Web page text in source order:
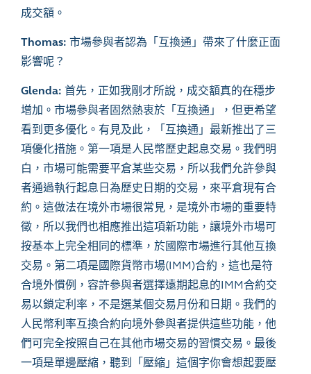
成交額。
Thomas: 市場參與者認為「互換通」帶來了什麼正面
影響呢？
Glenda: 首先，正如我剛才所說，成交額真的在穩步
增加。市場參與者固然熱衷於「互換通」，但更希望
看到更多優化。有見及此，「互換通」最新推出了三
項優化措施。第一項是人民幣歷史起息交易。我們明
白，市場可能需要平倉某些交易，所以我們允許參與
者通過執行起息日為歷史日期的交易，來平倉現有合
約。這做法在境外市場很常見，是境外市場的重要特
徵，所以我們也相應推出這項新功能，讓境外市場可
按基本上完全相同的標準，於國際市場進行其他互換
交易。第二項是國際貨幣市場(IMM)合約，這也是符
合境外慣例，容許參與者選擇遠期起息的IMM合約交
易以鎖定利率，不是選某個交易月份和日期。我們的
人民幣利率互換合約向境外參與者提供這些功能，他
們可完全按照自己在其他市場交易的習慣交易。最後
一項是單邊壓縮，聽到「壓縮」這個字你會想起要壓